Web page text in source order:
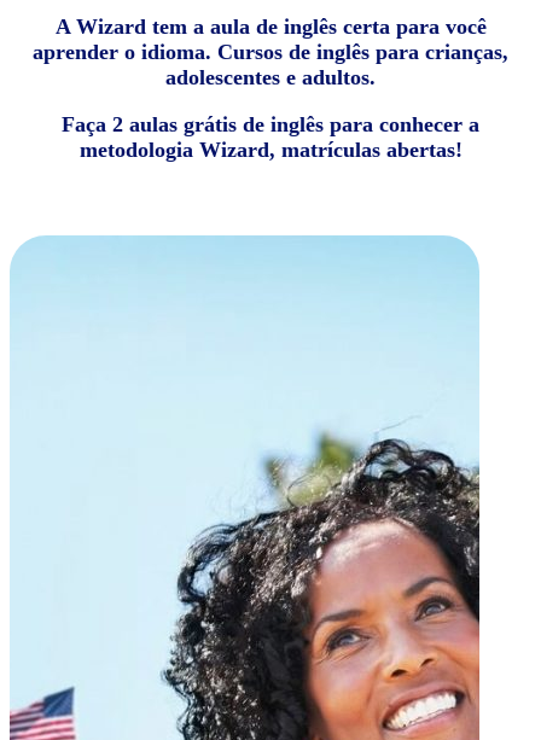
A Wizard tem a aula de inglês certa para você
aprender o idioma. Cursos de inglês para crianças,
adolescentes e adultos.
Faça 2 aulas grátis de inglês para conhecer a
metodologia Wizard, matrículas abertas!